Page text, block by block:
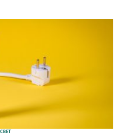
СВЕТ